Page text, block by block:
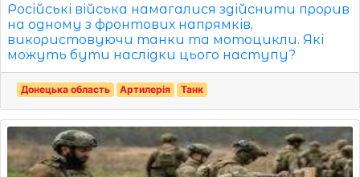
Російські війська намагалися здійснити прорив
на одному з фронтових напрямків,
використовуючи танки та мотоцикли. Які
можуть бути наслідки цього наступу?
Донецька область Артилерія Танк